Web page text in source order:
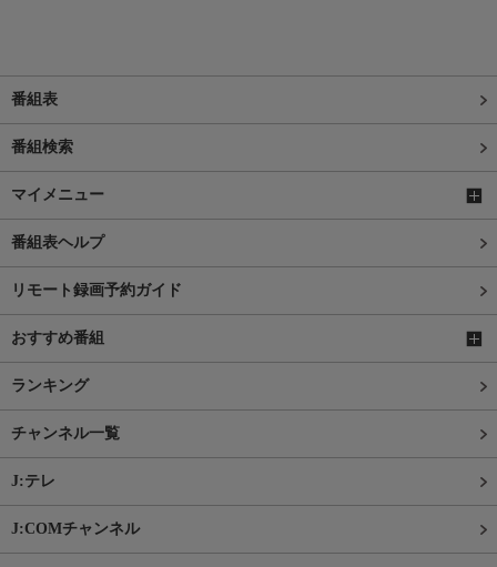
番組表
番組検索
マイメニュー
番組表ヘルプ
リモート録画予約ガイド
おすすめ番組
ランキング
チャンネル一覧
J:テレ
J:COMチャンネル